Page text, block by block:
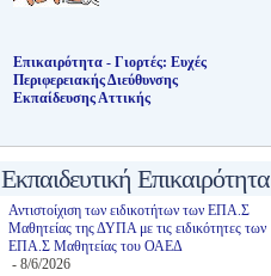
Επικαιρότητα - Γιορτές: Ευχές
Περιφερειακής Διεύθυνσης
Εκπαίδευσης Αττικής
Εκπαιδευτική Επικαιρότητα
Αντιστοίχιση των ειδικοτήτων των ΕΠΑ.Σ
Μαθητείας της ΔΥΠΑ με τις ειδικότητες των
ΕΠΑ.Σ Μαθητείας του ΟΑΕΔ
- 8/6/2026